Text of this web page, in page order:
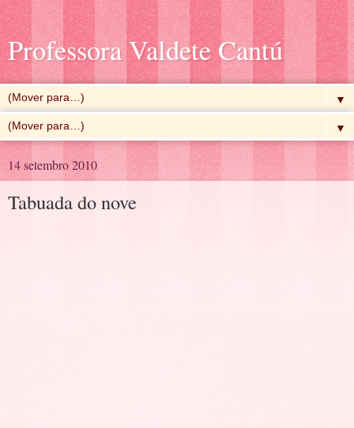
Professora Valdete Cantú
▼
▼
14 setembro 2010
Tabuada do nove